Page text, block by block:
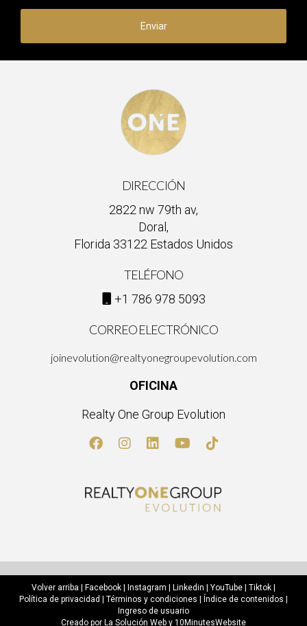
Enviar
DIRECCIÓN
2822 nw 79th av,
Doral,
Florida 33122 Estados Unidos
TELÉFONO
+1 786 978 5093
CORREO ELECTRÓNICO
joinevolution@realtyonegroupevolution.com
OFICINA
Realty One Group Evolution
Volver arriba Facebook Instagram Linkedin YouTube Tiktok
Política de privacidad
Términos y condiciones Índice de contenidos
Ingreso de usuario
Creado por La Solución Web y 10MinutesWebsite